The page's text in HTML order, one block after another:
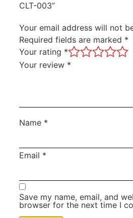
CLT-003”
Your email address will not
Required fields are marked *
Your rating *
Your review *
Name *
Email *
Save my name, email, and
browser for the next time I